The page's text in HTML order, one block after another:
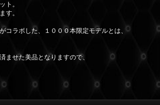
ト。
す。
コラボした、１０００本限定モデルとは、
ませた美品となりますので、